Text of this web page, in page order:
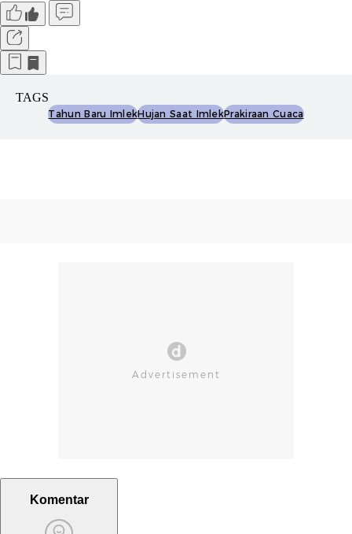
TAGS
Tahun Baru ImlekHujan Saat ImlekPrakiraan Cuaca
Komentar